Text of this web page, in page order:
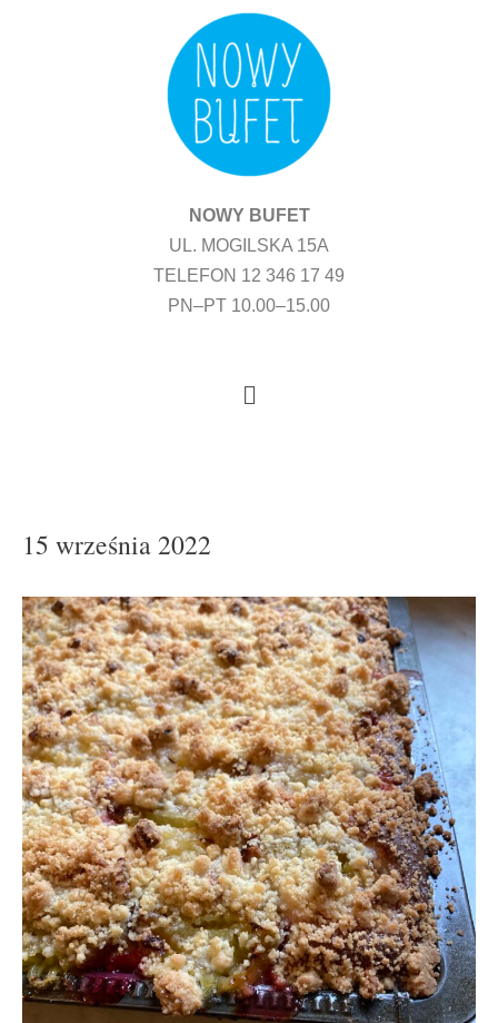
NOWY BUFET
UL. MOGILSKA 15A
TELEFON 12 346 17 49
PN–PT 10.00–15.00
Menu
15 września 2022